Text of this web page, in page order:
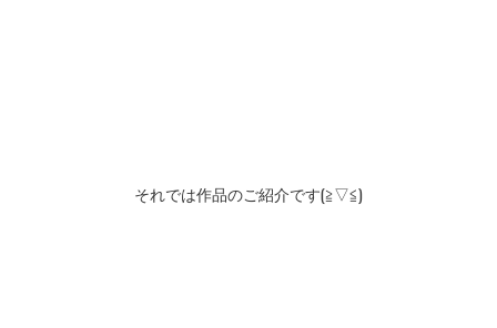
それでは作品のご紹介です(≧▽≦)